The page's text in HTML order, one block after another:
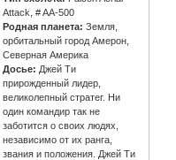
Attack, # AA-500
Родная планета: Земля,
орбитальный город Амерон,
Северная Америка
Досье: Джей Ти
прирожденный лидер,
великолепный стратег. Ни
один командир так не
заботится о своих людях,
независимо от их ранга,
звания и положения. Джей Ти